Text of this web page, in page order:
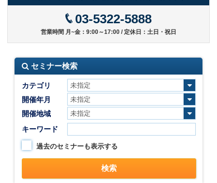
03-5322-5888
営業時間 月~金：9:00～17:00 / 定休日：土日・祝日
セミナー検索
カテゴリ
開催年月
開催地域
キーワード
過去のセミナーも表示する